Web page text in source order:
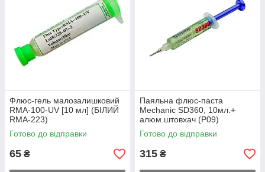
Флюс-гель малозалишковий
RMA-100-UV [10 мл] (БІЛИЙ
RMA-223)
Готово до відправки
65 ₴
Паяльна флюс-паста
Mechanic SD360, 10мл.+
алюм.штовхач (Р09)
Готово до відправки
315 ₴